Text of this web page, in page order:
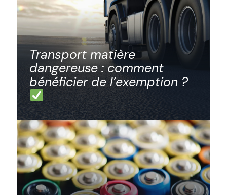
Transport matière
dangereuse : comment
bénéficier de l’exemption ?